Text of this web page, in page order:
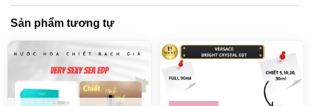
Sản phẩm tương tự